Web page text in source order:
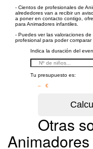
- Cientos de profesionales de
alrededores van a recibir un
a poner en contacto contigo,
para Animadores infantiles.
- Puedes ver las valoraciones
profesional para poder comparar
Indica la duración del
Tu presupuesto es:
– €
Otras